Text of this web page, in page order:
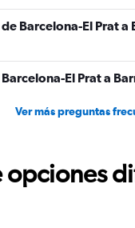
Barcelona-El Prat
El Prat a
Ver más preguntas
opciones